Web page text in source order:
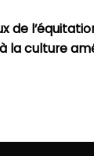
de
la culture